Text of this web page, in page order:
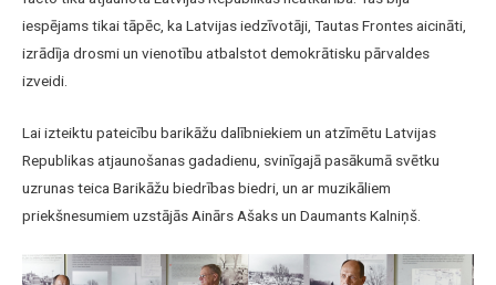
iespējams tikai tāpēc, ka Latvijas iedzīvotāji, Tautas Frontes aicināti,
izrādīja drosmi un vienotību atbalstot demokrātisku pārvaldes
izveidi.
Lai izteiktu pateicību barikāžu dalībniekiem un atzīmētu Latvijas
Republikas atjaunošanas gadadienu, svinīgajā pasākumā svētku
uzrunas teica Barikāžu biedrības biedri, un ar muzikāliem
priekšnesumiem uzstājās Ainārs Ašaks un Daumants Kalniņš.